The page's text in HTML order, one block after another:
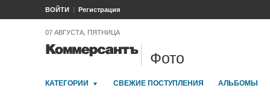
ВОЙТИ Регистрация
07 АВГУСТА, ПЯТНИЦА
Фото
КАТЕГОРИИ СВЕЖИЕ ПОСТУПЛЕНИЯ АЛЬБОМЫ